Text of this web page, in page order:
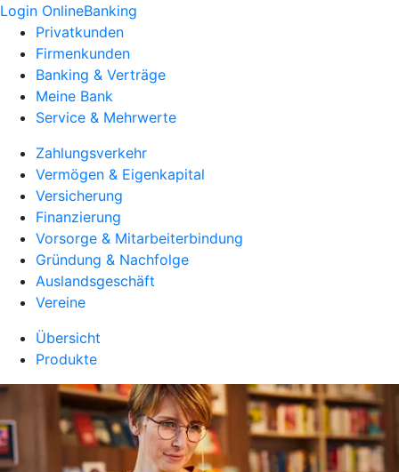
Login OnlineBanking
Privatkunden
Firmenkunden
Banking & Verträge
Meine Bank
Service & Mehrwerte
Zahlungsverkehr
Vermögen & Eigenkapital
Versicherung
Finanzierung
Vorsorge & Mitarbeiterbindung
Gründung & Nachfolge
Auslandsgeschäft
Vereine
Übersicht
Produkte